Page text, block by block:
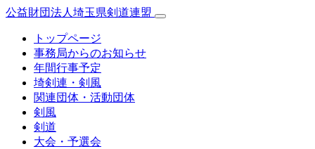
公益財団法人埼玉県剣道連盟
トップページ
事務局からのお知らせ
年間行事予定
埼剣連・剣風
関連団体・活動団体
剣風
剣道
大会・予選会